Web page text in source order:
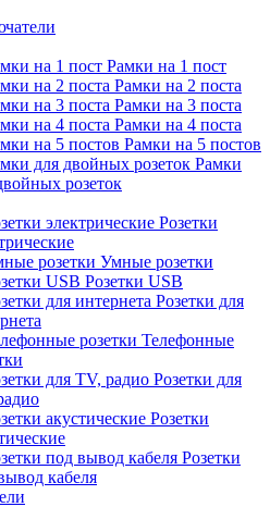
Рамки на 1 пост
Рамки на 2 поста
Рамки на 3 поста
Рамки на 4 поста
Рамки на 5 постов
Рамки
розеток
Розетки
Умные розетки
Розетки USB
Розетки для
Телефонные
Розетки для
Розетки
Розетки
кабеля